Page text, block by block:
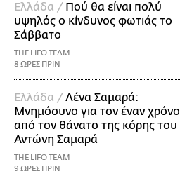
Ελλάδα / Πού θα είναι πολύ
υψηλός ο κίνδυνος φωτιάς το
Σάββατο
THE LIFO TEAM
8 ΩΡΕΣ ΠΡΙΝ
Ελλάδα / Λένα Σαμαρά:
Μνημόσυνο για τον έναν χρόνο
από τον θάνατο της κόρης του
Αντώνη Σαμαρά
THE LIFO TEAM
9 ΩΡΕΣ ΠΡΙΝ